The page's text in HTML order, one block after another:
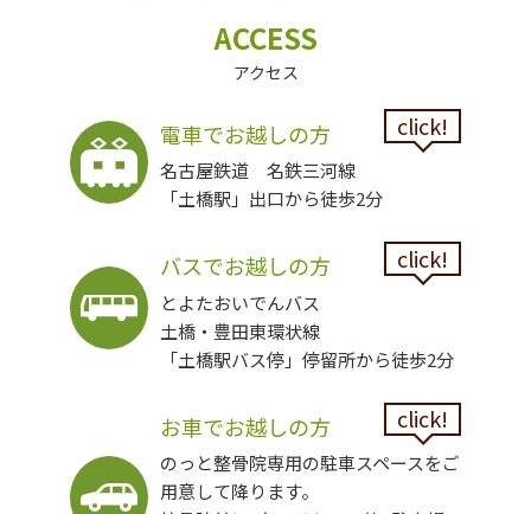
ACCESS
アクセス
電車でお越しの方 click!
名古屋鉄道 名鉄三河線
「土橋駅」出口から徒歩2分
バスでお越しの方 click!
とよたおいでんバス
土橋・豊田東環状線
「土橋駅バス停」停留所から徒歩2分
お車でお越しの方 click!
のっと整骨院専用の駐車スペースをご
用意して降ります。